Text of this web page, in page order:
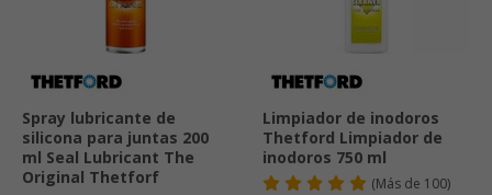
Spray lubricante de
silicona para juntas 200
ml Seal Lubricant The
Original Thetforf
Limpiador de inodoros
Thetford Limpiador de
inodoros 750 ml
( Más de 100)